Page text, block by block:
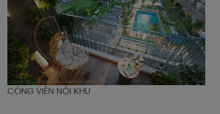
CÔNG VIÊN NỘI KHU